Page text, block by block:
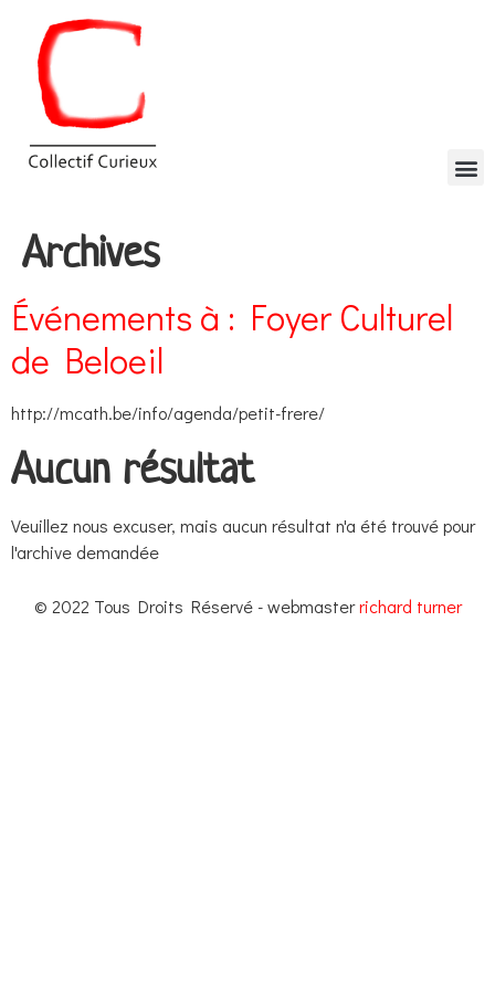
Archives
Événements à : Foyer Culturel
de Beloeil
http://mcath.be/info/agenda/petit-frere/
Aucun résultat
Veuillez nous excuser, mais aucun résultat n'a été trouvé pour
l'archive demandée
© 2022 Tous Droits Réservé - webmasterrichard turner